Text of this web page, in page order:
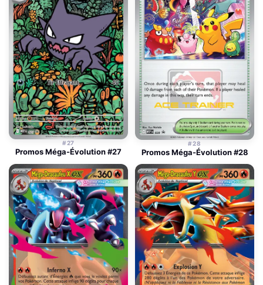
#27
Promos Méga-Évolution #27
#28
Promos Méga-Évolution #28